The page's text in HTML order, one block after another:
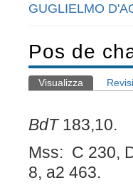
Tu sei qui
GUGLIELMO
Pos de
Schede
Visualizza (scheda
BdT183,10.
Mss: C 230,
8, a2 463.